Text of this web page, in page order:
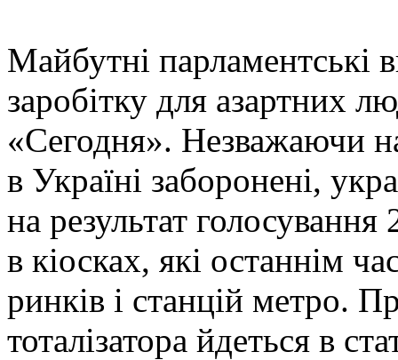
Майбутні парламентські
заробітку для азартних
«Сегодня». Незважаючи
в Україні заборонені,
на результат голосування
в кіосках, які останнім
ринків і станцій метро.
тоталізатора йдеться в